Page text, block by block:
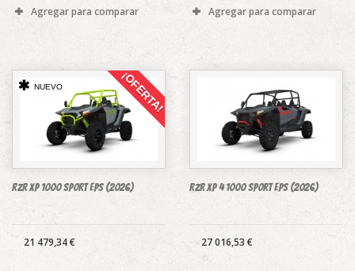
Agregar para comparar
Agregar para comparar
NUEVO ¡OFERTA!
RZR XP 1000 SPORT EPS (2026)
21 479,34 €
RZR XP 4 1000 SPORT EPS (2026)
27 016,53 €